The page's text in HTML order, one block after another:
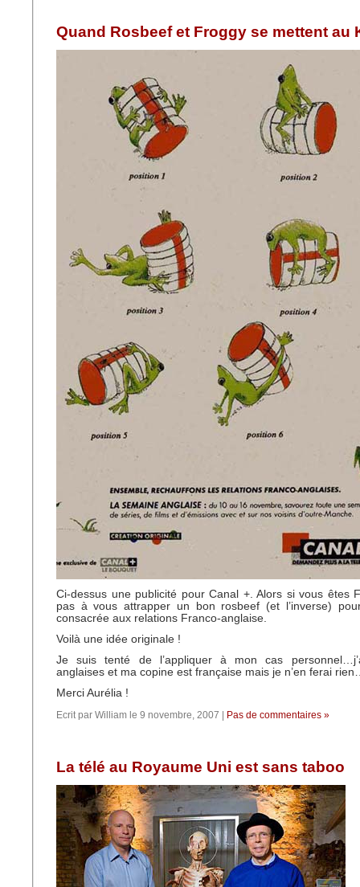
Quand Rosbeef et Froggy se mettent au
Ci-dessus une publicité pour Canal +. Alors si vous êtes
pas à vous attrapper un bon rosbeef (et l’inverse)
consacrée aux relations Franco-anglaise.
Voilà une idée originale !
Je suis tenté de l’appliquer à mon cas
anglaises et ma copine est française mais je n’en ferai
Merci Aurélia !
Ecrit par William le 9 novembre, 2007 | Pas de commentaires »
La télé au Royaume Uni est sans taboo